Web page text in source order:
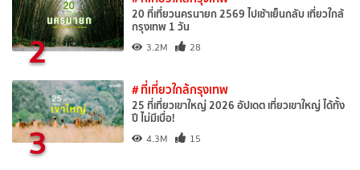
2
20 ที่เที่ยวนครนายก 2569 ไปเช้าเย็นกลับ เที่ยวใกล้
กรุงเทพ 1 วัน
3.2M 28
3
# ที่เที่ยวใกล้กรุงเทพ
25 ที่เที่ยวเขาใหญ่ 2026 อัปเดต เที่ยวเขาใหญ่ ได้ทั้ง
ปี ไม่มีเบื่อ!
4.3M 15